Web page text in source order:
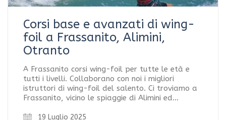
Corsi base e avanzati di wing-
foil a Frassanito, Alimini,
Otranto
A Frassanito corsi wing-foil per tutte le età e
tutti i livelli. Collaborano con noi i migliori
istruttori di wing-foil del salento. Ci troviamo a
Frassanito, vicino le spiaggie di Alimini ed…
19 Luglio 2025